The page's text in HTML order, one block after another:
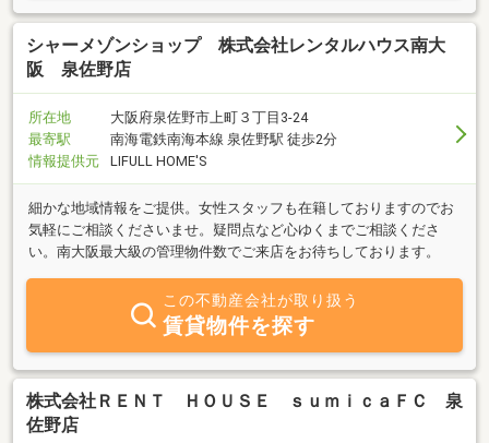
シャーメゾンショップ 株式会社レンタルハウス南大
阪 泉佐野店
所在地
大阪府泉佐野市上町３丁目3-24
最寄駅
南海電鉄南海本線 泉佐野駅 徒歩2分
情報提供元
LIFULL HOME'S
細かな地域情報をご提供。女性スタッフも在籍しておりますのでお
気軽にご相談くださいませ。疑問点など心ゆくまでご相談くださ
い。南大阪最大級の管理物件数でご来店をお待ちしております。
この不動産会社が取り扱う
賃貸物件を探す
株式会社ＲＥＮＴ ＨＯＵＳＥ ｓｕｍｉｃａＦＣ 泉
佐野店